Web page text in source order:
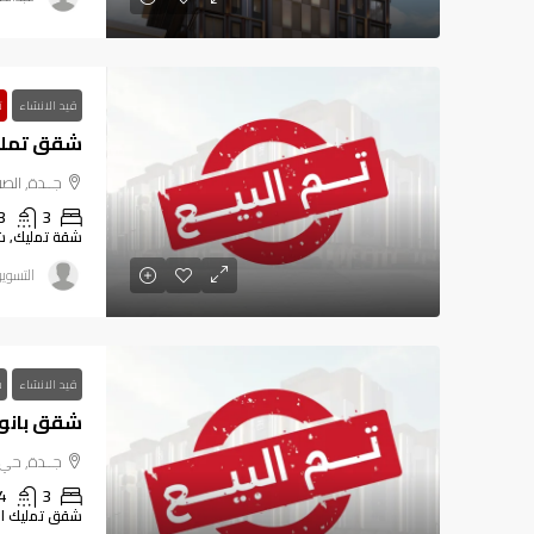
قيد الانشاء
شقق تمليك 3 غرف حي
جــدة,
3
شقة تمليك,
قيد الانشاء
شقق بانورامية 6 غرف حي
جــدة,
3
شقق تمليك